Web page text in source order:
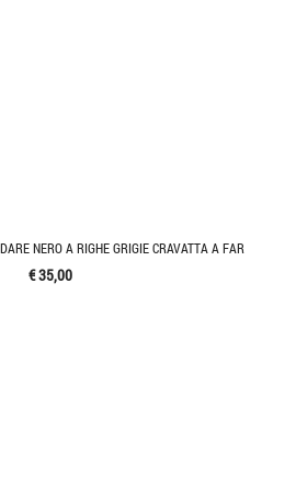
NERO A RIGHE GRIGIE CRAVATTA A FAR
€ 35,00